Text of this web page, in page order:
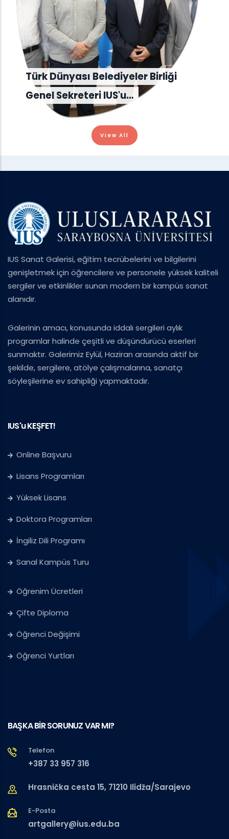
Türk Dünyası Belediyeler Birliği
Genel Sekreteri IUS'u…
View All
IUS Sanat Galerisi, eğitim tecrübelerini ve bilgilerini
genişletmek için öğrencilere ve personele yüksek kaliteli
sergiler ve etkinlikler sunan modern bir kampüs sanat
alanıdır.
Galerinin amacı, konusunda iddalı sergileri aylık
programlar halinde çeşitli ve düşündürücü eserleri
sunmaktır. Galerimiz Eylül, Haziran arasında aktif bir
şekilde, sergilere, atölye çalışmalarına, sanatçı
söyleşilerine ev sahipliği yapmaktadır.
IUS'u KEŞFET!
Online Başvuru
Lisans Programları
Yüksek Lisans
Doktora Programları
İngiliz Dili Programı
Sanal Kampüs Turu
Öğrenim Ücretleri
Çifte Diploma
Öğrenci Değişimi
Öğrenci Yurtları
BAŞKA BİR SORUNUZ VAR MI?
Telefon
+387 33 957 316
Hrasnička cesta 15, 71210 Ilidža/Sarajevo
E-Posta
artgallery@ius.edu.ba